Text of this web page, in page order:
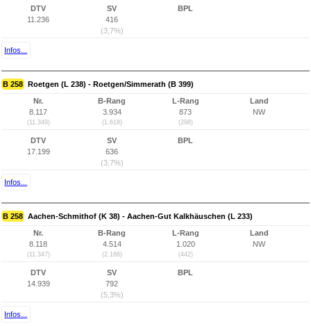
DTV
11.236
SV
416
(3,7%)
BPL
Infos...
B 258 Roetgen (L 238) - Roetgen/Simmerath (B 399)
Nr.
8.117
(11.349)
B-Rang
3.934
(1.618)
L-Rang
873
(298)
Land
NW
DTV
17.199
SV
636
(3,7%)
BPL
Infos...
B 258 Aachen-Schmithof (K 38) - Aachen-Gut Kalkhäuschen (L 233)
Nr.
8.118
(11.347)
B-Rang
4.514
(2.166)
L-Rang
1.020
(442)
Land
NW
DTV
14.939
SV
792
(5,3%)
BPL
Infos...